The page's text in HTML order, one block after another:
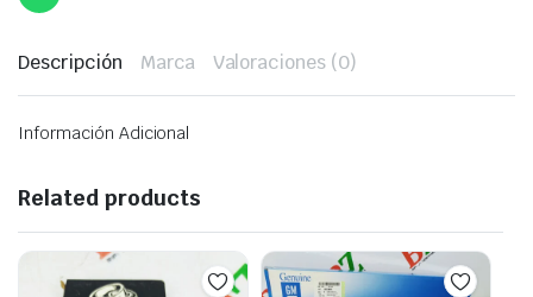
Descripción Marca Valoraciones (0)
Información Adicional
Related products